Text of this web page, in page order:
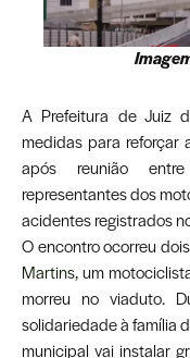
A Prefeitura de Juiz
medidas para reforçar
após reunião
representantes dos
acidentes registrados
O encontro ocorreu
Martins,um
morreu no viaduto.
solidariedade à família
municipal vai instalar